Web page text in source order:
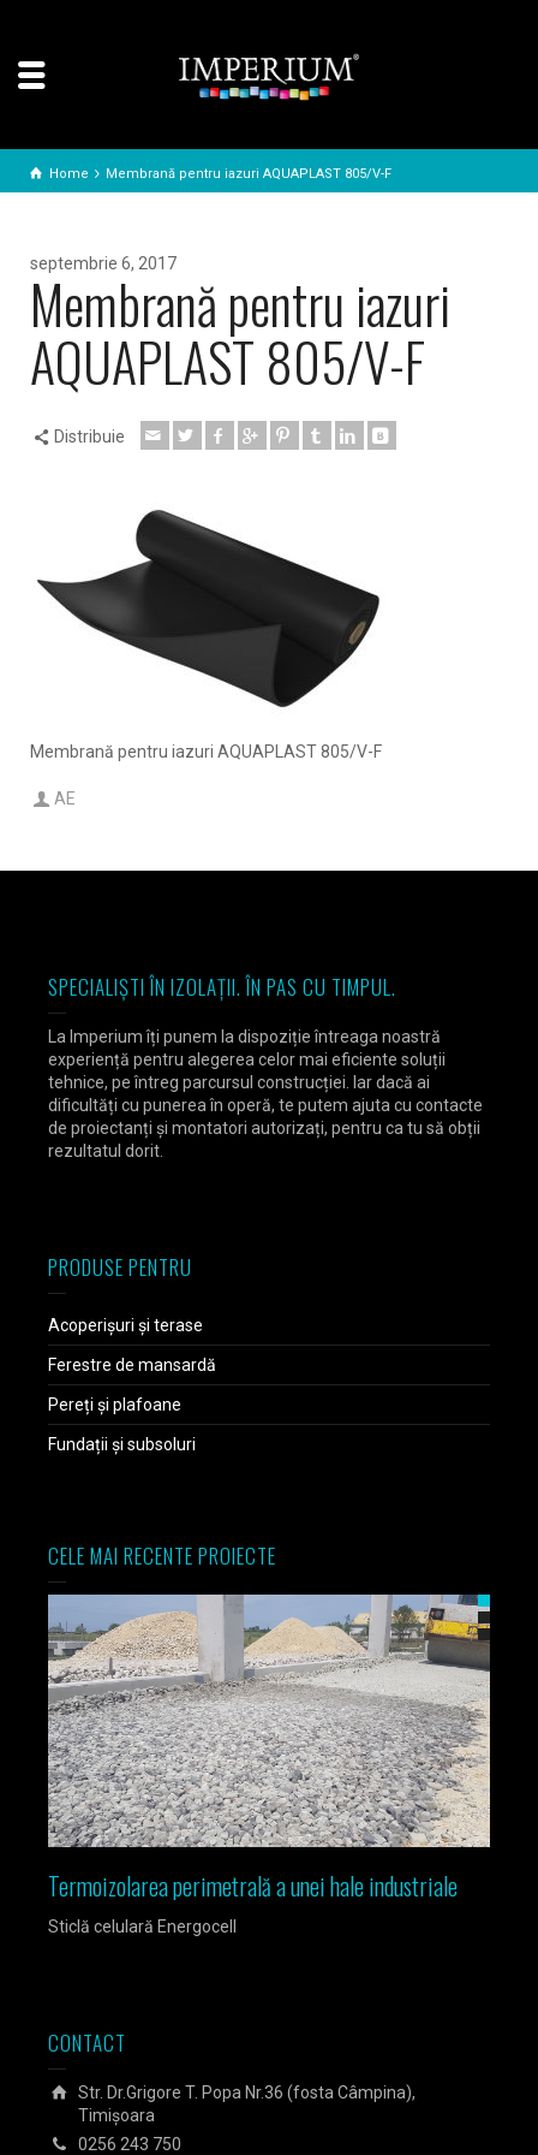
Home Membrană pentru iazuri AQUAPLAST 805/V-F
septembrie 6, 2017
Membrană pentru iazuri
AQUAPLAST 805/V-F
Distribuie
Membrană pentru iazuri AQUAPLAST 805/V-F
AE
SPECIALIȘTI ÎN IZOLAȚII. ÎN PAS CU TIMPUL.
La Imperium îți punem la dispoziție întreaga noastră
experiență pentru alegerea celor mai eficiente soluții
tehnice, pe întreg parcursul construcției. Iar dacă ai
dificultăți cu punerea în operă, te putem ajuta cu contacte
de proiectanți și montatori autorizați, pentru ca tu să obții
rezultatul dorit.
PRODUSE PENTRU
Acoperișuri și terase
Ferestre de mansardă
Pereți și plafoane
Fundații și subsoluri
CELE MAI RECENTE PROIECTE
Termoizolarea perimetrală a unei hale industriale
Sticlă celulară Energocell
CONTACT
Str. Dr.Grigore T. Popa Nr.36 (fosta Câmpina),
Timișoara
0256 243 750